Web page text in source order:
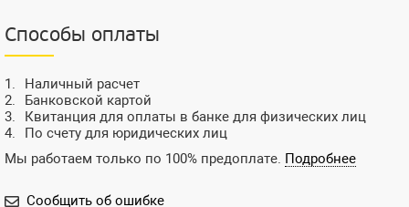
Способы оплаты
Наличный расчет
Банковской картой
Квитанция для оплаты в банке для физических лиц
По счету для юридических лиц
Мы работаем только по 100% предоплате. Подробнее
Сообщить об ошибке